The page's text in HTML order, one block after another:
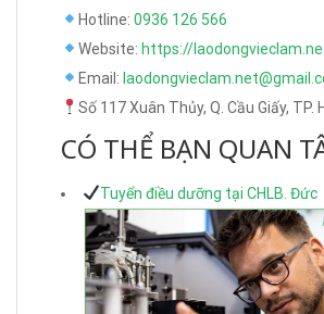
Hotline: 0936 126 566
Website: https://
Email:
Số 117 Xuân Thủy, Q. Cầu Giấy, TP.
CÓ THỂ BẠN QUAN
Tuyển điều dưỡng tại CHLB. Đức